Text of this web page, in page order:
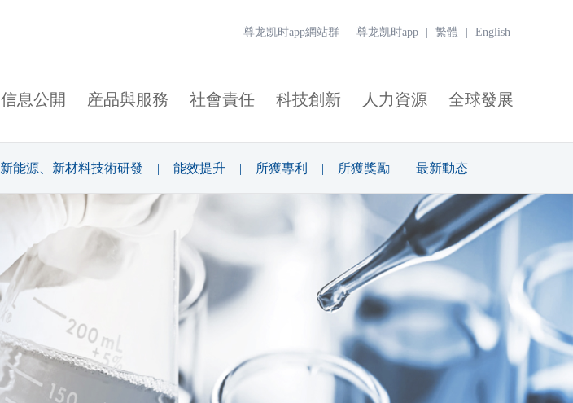
尊龙凯时app網站群 尊龙凯时app 繁體 English
信息公開 産品與服務 社會責任 科技創新 人力資源 全球發展
新能源、新材料技術研發 | 能效提升 | 所獲專利 | 所獲獎勵 | 最新動态